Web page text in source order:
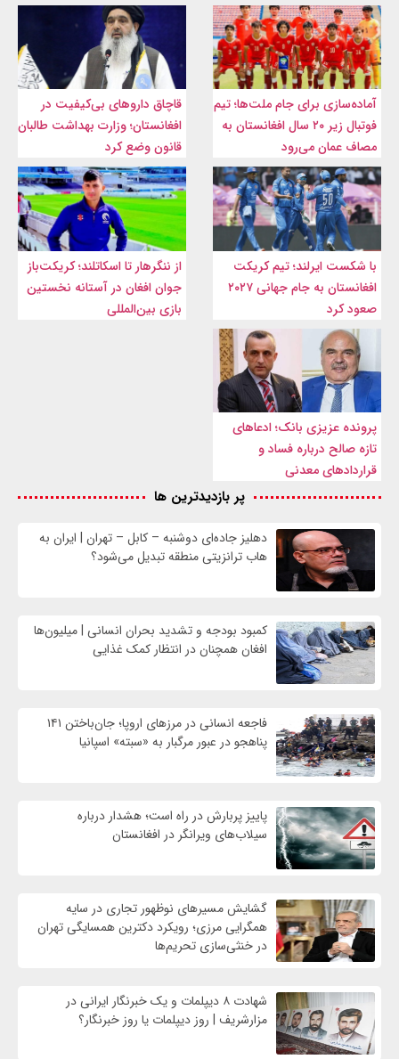
آماده‌سازی برای جام ملت‌ها؛ تیم
فوتبال زیر ۲۰ سال افغانستان به
مصاف عمان می‌رود
قاچاق داروهای بی‌کیفیت در
افغانستان؛ وزارت بهداشت طالبان
قانون وضع کرد
با شکست ایرلند؛ تیم کریکت
افغانستان به جام جهانی ۲۰۲۷
صعود کرد
از ننگرهار تا اسکاتلند؛ کریکت‌باز
جوان افغان در آستانه نخستین
بازی بین‌المللی
پرونده عزیزی بانک؛ ادعاهای
تازه صالح درباره فساد و
قراردادهای معدنی
پر بازدیدترین ها
دهلیز جاده‌ای دوشنبه – کابل – تهران | ایران به
هاب ترانزیتی منطقه تبدیل می‌شود؟
کمبود بودجه و تشدید بحران انسانی | میلیون‌ها
افغان همچنان در انتظار کمک غذایی
فاجعه انسانی در مرزهای اروپا؛ جان‌باختن ۱۴۱
پناهجو در عبور مرگبار به «سبته» اسپانیا
پاییز پربارش در راه است؛ هشدار درباره
سیلاب‌های ویرانگر در افغانستان
گشایش مسیرهای نوظهور تجاری در سایه
همگرایی مرزی؛ رویکرد دکترین همسایگی تهران
در خنثی‌سازی تحریم‌ها
شهادت ۸ دیپلمات و یک خبرنگار ایرانی در
مزارشریف | روز دیپلمات یا روز خبرنگار؟